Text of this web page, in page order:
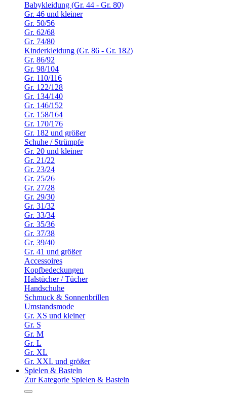
Babykleidung (Gr. 44 - Gr. 80)
Gr. 46 und kleiner
Gr. 50/56
Gr. 62/68
Gr. 74/80
Kinderkleidung (Gr. 86 - Gr. 182)
Gr. 86/92
Gr. 98/104
Gr. 110/116
Gr. 122/128
Gr. 134/140
Gr. 146/152
Gr. 158/164
Gr. 170/176
Gr. 182 und größer
Schuhe / Strümpfe
Gr. 20 und kleiner
Gr. 21/22
Gr. 23/24
Gr. 25/26
Gr. 27/28
Gr. 29/30
Gr. 31/32
Gr. 33/34
Gr. 35/36
Gr. 37/38
Gr. 39/40
Gr. 41 und größer
Accessoires
Kopfbedeckungen
Halstücher / Tücher
Handschuhe
Schmuck & Sonnenbrillen
Umstandsmode
Gr. XS und kleiner
Gr. S
Gr. M
Gr. L
Gr. XL
Gr. XXL und größer
Spielen & Basteln
Zur Kategorie Spielen & Basteln